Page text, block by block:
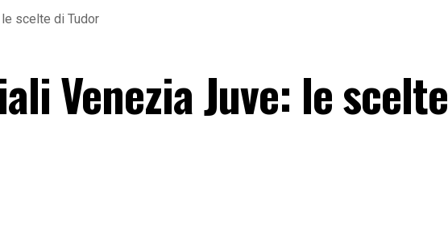
scelte di Tudor
Venezia Juve: le scelte